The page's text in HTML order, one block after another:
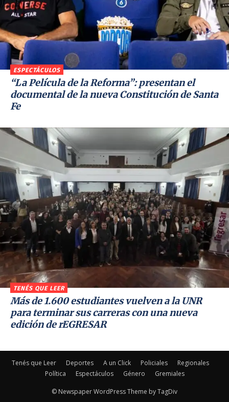
ESPECTÁCULOS
“La Película de la Reforma”: presentan el
documental de la nueva Constitución de Santa
Fe
TENÉS QUE LEER
Más de 1.600 estudiantes vuelven a la UNR
para terminar sus carreras con una nueva
edición de rEGRESAR
Tenés que Leer Deportes A un Click Policiales
Regionales
Política
Espectáculos Género Gremiales
© Newspaper WordPress Theme by TagDiv